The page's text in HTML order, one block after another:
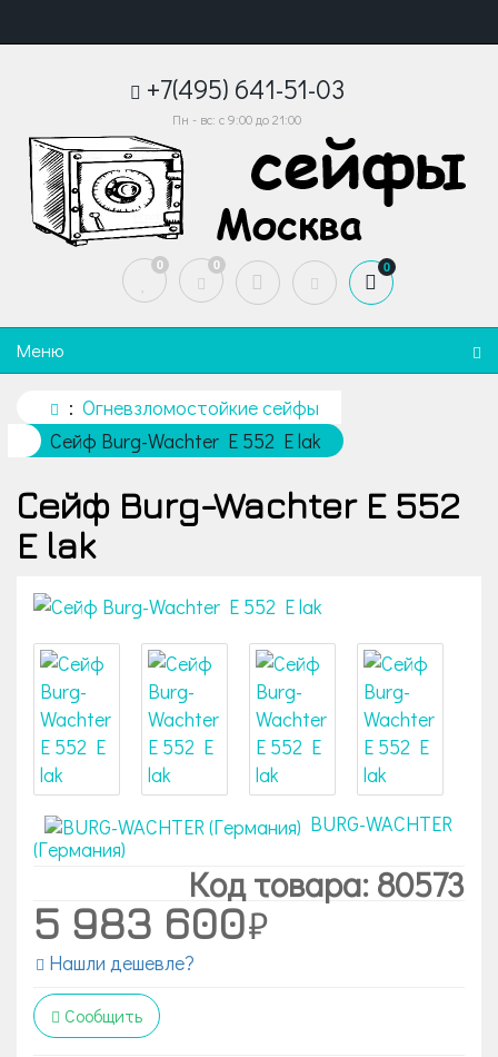
+7(495) 641-51-03
Пн - вс: с 9:00 до 21:00
0 0 0
Меню
Огневзломостойкие сейфы
Сейф Burg-Wachter E 552 E lak
Сейф Burg-Wachter E 552
E lak
BURG-WACHTER
(Германия)
Код товара: 80573
5 983 600
Нашли дешевле?
Сообщить